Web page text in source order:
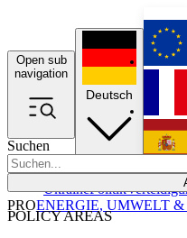
Open sub
navigation
Suchen
POLICY AREAS
UkrainePolitik
Deutsch
PROENERGIE, UMWELT &